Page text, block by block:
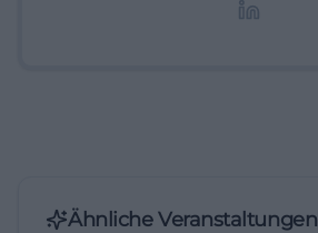
Ähnliche Veranstaltungen